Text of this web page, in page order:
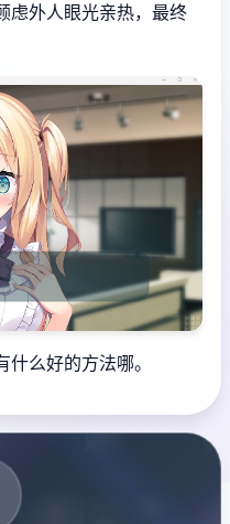
虑外人眼光亲热，最终
么好的方法哪。